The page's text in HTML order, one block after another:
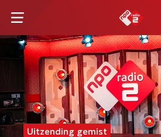
Uitzending gemist